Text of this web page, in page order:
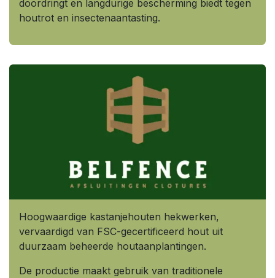
doordringt en langdurige bescherming biedt tegen
houtrot en insectenaantasting.
Hoogwaardige kastanjehouten hekwerken,
vervaardigd van FSC-gecertificeerd hout uit
duurzaam beheerde houtaanplantingen.
De productie maakt gebruik van traditionele